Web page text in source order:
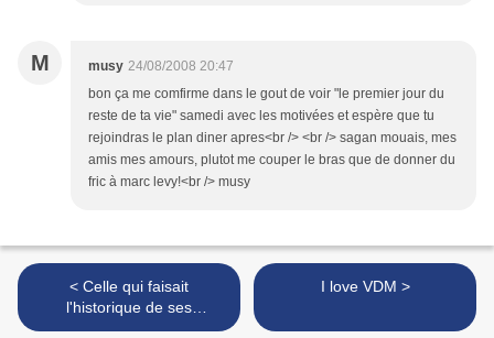
M musy 24/08/2008 20:47
bon ça me comfirme dans le gout de voir "le premier jour du
reste de ta vie" samedi avec les motivées et espère que tu
rejoindras le plan diner apres<br /> <br /> sagan mouais, mes
amis mes amours, plutot me couper le bras que de donner du
fric à marc levy!<br /> musy
< Celle qui faisait
l'historique de ses
téléphones
I love VDM >